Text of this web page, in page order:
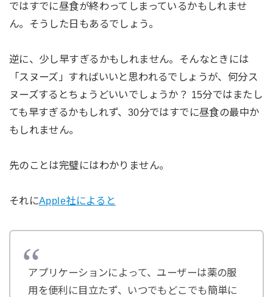
ではすでに昼食が終わってしまっているかもしれませ
ん。そうした日もあるでしょう。
逆に、少し早すぎるかもしれません。そんなときには
「スヌーズ」すればいいと思われるでしょうが、何分ス
ヌーズするとちょうどいいでしょうか？ 15分ではまたし
ても早すぎるかもしれず、30分ではすでに昼食の最中か
もしれません。
先のことは完璧にはわかりません。
それにApple社によると
アプリケーションによって、ユーザーは薬の服
用を便利に目立たず、いつでもどこでも簡単に